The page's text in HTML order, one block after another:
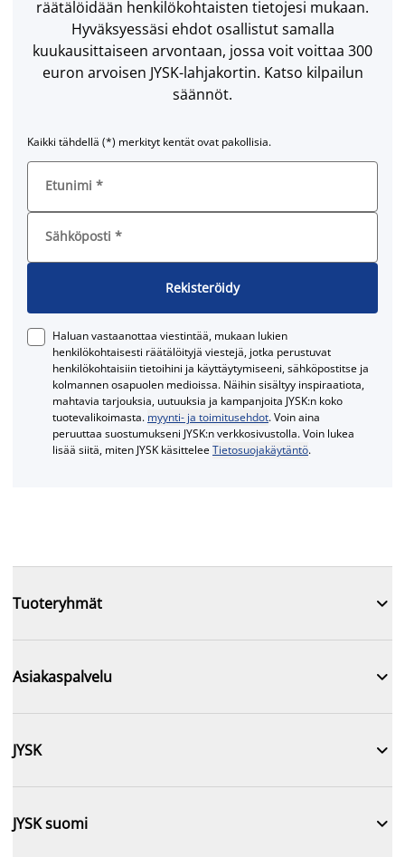
räätälöidään henkilökohtaisten tietojesi mukaan.
Hyväksyessäsi ehdot osallistut samalla
kuukausittaiseen arvontaan, jossa voit voittaa 300
euron arvoisen JYSK-lahjakortin. Katso kilpailun
säännöt.
Kaikki tähdellä (*) merkityt kentät ovat pakollisia.
Etunimi *
Sähköposti *
Rekisteröidy
Haluan vastaanottaa viestintää, mukaan lukien
henkilökohtaisesti räätälöityjä viestejä, jotka perustuvat
henkilökohtaisiin tietoihini ja käyttäytymiseeni, sähköpostitse ja
kolmannen osapuolen medioissa. Näihin sisältyy inspiraatiota,
mahtavia tarjouksia, uutuuksia ja kampanjoita JYSK:n koko
tuotevalikoimasta. myynti- ja toimitusehdot. Voin aina
peruuttaa suostumukseni JYSK:n verkkosivustolla. Voin lukea
lisää siitä, miten JYSK käsitteleeTietosuojakäytäntö.
Tuoteryhmät 
Asiakaspalvelu 
JYSK 
JYSK suomi 